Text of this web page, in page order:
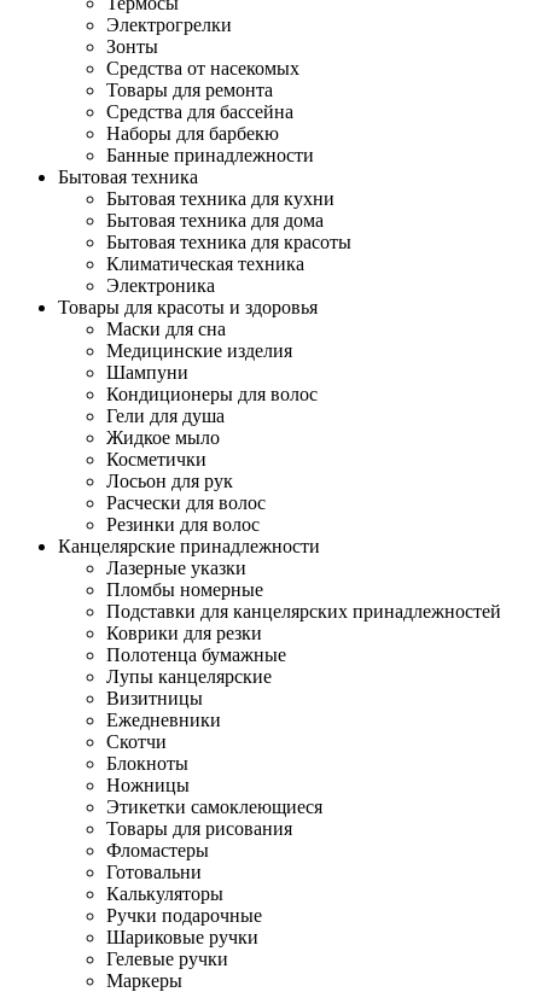
Электрогрелки
Зонты
Средства от насекомых
Товары для ремонта
Средства для бассейна
Наборы для барбекю
Банные принадлежности
Бытовая техника
Бытовая техника для кухни
Бытовая техника для дома
Бытовая техника для красоты
Климатическая техника
Электроника
Товары для красоты и здоровья
Маски для сна
Медицинские изделия
Шампуни
Кондиционеры для волос
Гели для душа
Жидкое мыло
Косметички
Лосьон для рук
Расчески для волос
Резинки для волос
Канцелярские принадлежности
Лазерные указки
Пломбы номерные
Подставки для канцелярских принадлежностей
Коврики для резки
Полотенца бумажные
Лупы канцелярские
Визитницы
Ежедневники
Скотчи
Блокноты
Ножницы
Этикетки самоклеющиеся
Товары для рисования
Фломастеры
Готовальни
Калькуляторы
Ручки подарочные
Шариковые ручки
Гелевые ручки
Маркеры